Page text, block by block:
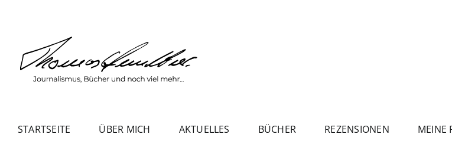
springen
STARTSEITE ÜBER MICH AKTUELLES BÜCHER REZENSIONEN MEINE